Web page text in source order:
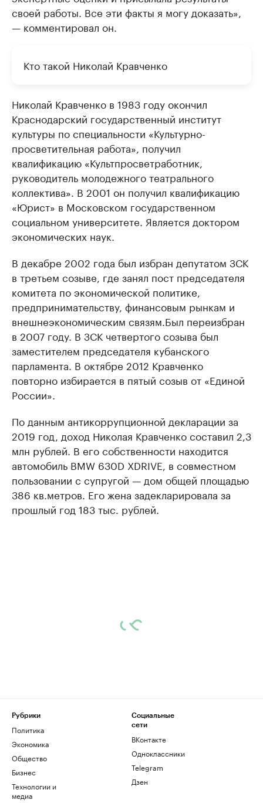
своей работы. Все эти факты я могу доказать»,
— комментировал он.
Кто такой Николай Кравченко
Николай Кравченко в 1983 году окончил
Краснодарский государственный институт
культуры по специальности «Культурно-
просветительная работа», получил
квалификацию «Культпросветработник,
руководитель молодежного театрального
коллектива». В 2001 он получил квалификацию
«Юрист» в Московском государственном
социальном университете. Является доктором
экономических наук.
В декабре 2002 года был избран депутатом ЗСК
в третьем созыве, где занял пост председателя
комитета по экономической политике,
предпринимательству, финансовым рынкам и
внешнеэкономическим связям.Был переизбран
в 2007 году. В ЗСК четвертого созыва был
заместителем председателя кубанского
парламента. В октябре 2012 Кравченко
повторно избирается в пятый созыв от «Единой
России».
По данным антикоррупционной декларации за
2019 год, доход Николая Кравченко составил 2,3
млн рублей. В его собственности находится
автомобиль BMW 630D XDRIVE, в совместном
пользовании с супругой — дом общей площадью
386 кв.метров. Его жена задекларировала за
прошлый год 183 тыс. рублей.
Рубрики
Политика
Экономика
Общество
Бизнес
Технологии и
медиа
Социальные
сети
ВКонтакте
Одноклассники
Telegram
Дзен